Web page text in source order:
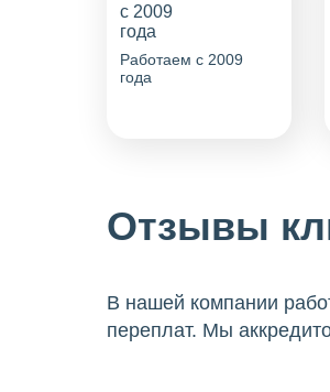
Работаем с 2009
года
Отзывы
В нашей компании
переплат. Мы